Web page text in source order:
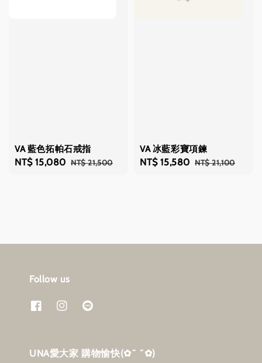
VA 藍色拓帕石戒指
Sale
NT$ 15,080 Regular
NT$ 21,500
VA 冰藍彩寶項鍊
Sale
NT$ 15,580 Regular
NT$ 21,100
Follow us
UNA愛大家 購物愉快‎(✿˘ ˘✿)